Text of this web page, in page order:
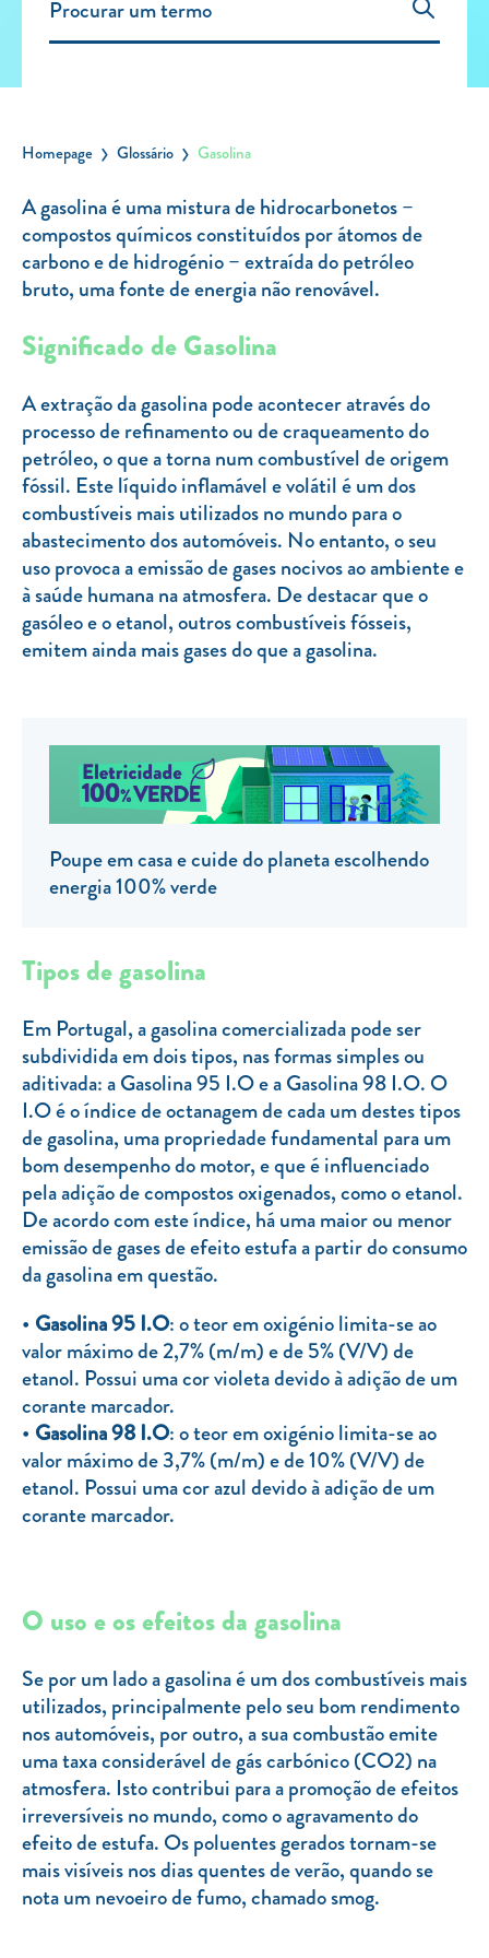
Carregar Fora de Casa
Leituras
Sobre nós
Contactos
FAQ
Blog
Mais informações
SERVIÇOS
ROTULAGEM
JUNTE-SE A NÓS
TARIFA SOCIAL
APP MOBILE
CONTADORES ELÉTRICOS
FATURAS
FRAUDE E SEGURANÇA
Preços de referência
Documentos úteis
Política de privacidade
Clientes com necessidades especiais
Clientes prioritários
Resolução alternativa de litígios
Homepage Glossário Gasolina
A gasolina é uma mistura de hidrocarbonetos –
compostos químicos constituídos por átomos de
carbono e de hidrogénio – extraída do petróleo
bruto, uma fonte de energia não renovável.
Significado de Gasolina
A extração da gasolina pode acontecer através do
processo de refinamento ou de craqueamento do
petróleo, o que a torna num combustível de origem
fóssil. Este líquido inflamável e volátil é um dos
combustíveis mais utilizados no mundo para o
abastecimento dos automóveis. No entanto, o seu
uso provoca a emissão de gases nocivos ao ambiente e
à saúde humana na atmosfera. De destacar que o
gasóleo e o etanol, outros combustíveis fósseis,
emitem ainda mais gases do que a gasolina.
Poupe em casa e cuide do planeta escolhendo
energia 100% verde
Tipos de gasolina
Em Portugal, a gasolina comercializada pode ser
subdividida em dois tipos, nas formas simples ou
aditivada: a Gasolina 95 I.O e a Gasolina 98 I.O. O
I.O é o índice de octanagem de cada um destes tipos
de gasolina, uma propriedade fundamental para um
bom desempenho do motor, e que é influenciado
pela adição de compostos oxigenados, como o etanol.
De acordo com este índice, há uma maior ou menor
emissão de gases de efeito estufa a partir do consumo
da gasolina em questão.
Gasolina 95 I.O: o teor em oxigénio limita-se ao
valor máximo de 2,7% (m/m) e de 5% (V/V) de
etanol. Possui uma cor violeta devido à adição de um
corante marcador.
Gasolina 98 I.O: o teor em oxigénio limita-se ao
valor máximo de 3,7% (m/m) e de 10% (V/V) de
etanol. Possui uma cor azul devido à adição de um
corante marcador.
O uso e os efeitos da gasolina
Se por um lado a gasolina é um dos combustíveis mais
utilizados, principalmente pelo seu bom rendimento
nos automóveis, por outro, a sua combustão emite
uma taxa considerável de gás carbónico (CO2) na
atmosfera. Isto contribui para a promoção de efeitos
irreversíveis no mundo, como o agravamento do
efeito de estufa. Os poluentes gerados tornam-se
mais visíveis nos dias quentes de verão, quando se
nota um nevoeiro de fumo, chamado smog.